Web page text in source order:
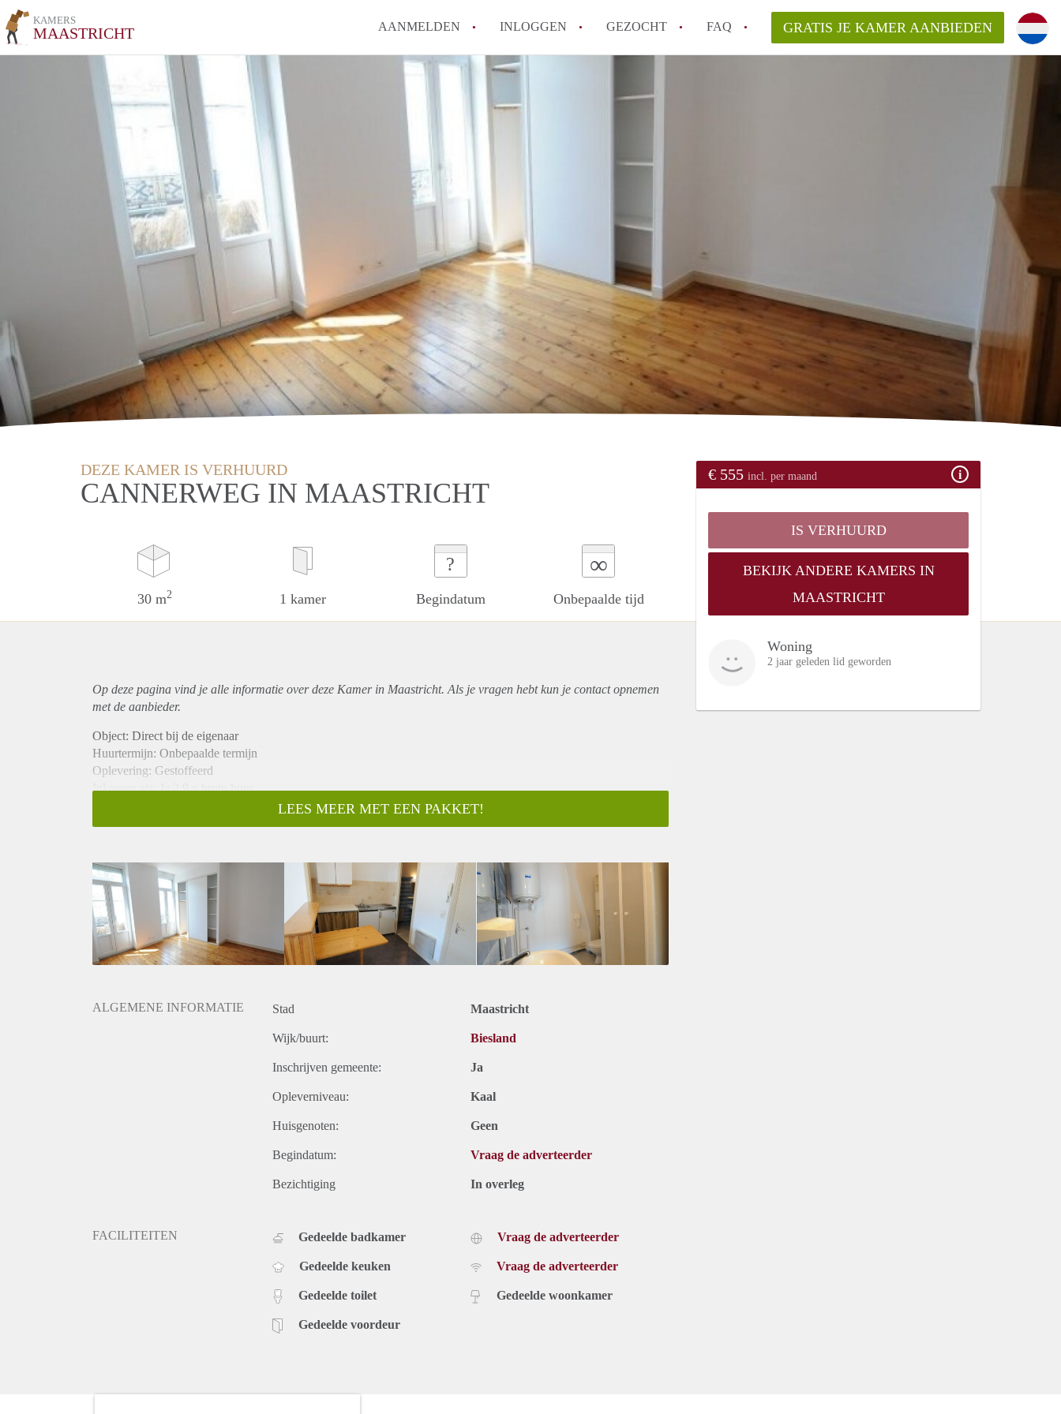
KAMERS
MAASTRICHT AANMELDEN INLOGGEN GEZOCHT FAQ GRATIS JE KAMER AANBIEDEN
DEZE KAMER IS VERHUURD
CANNERWEG IN MAASTRICHT
30 m2 1 kamer
?
Begindatum
∞
Onbepaalde tijd
€ 555 incl. per maand
IS VERHUURD
BEKIJK ANDERE KAMERS IN
MAASTRICHT
Woning
2 jaar geleden lid geworden
Op deze pagina vind je alle informatie over deze Kamer in Maastricht. Als je vragen hebt kun je contact opnemen
met de aanbieder.
Object: Direct bij de eigenaar
Huurtermijn: Onbepaalde termijn
Oplevering: Gestoffeerd
Inkomen eis: Ja 2,9 x bruto huur
Borg: 1 maand
Gedeelde keuken: Nee
Gedeelde Douche: Nee
Gedeelde woonkamer: Nee
Huisgenoten: Nee
Geslacht huisgenoten: N.v.t.
LEES MEER MET EEN PAKKET!
ALGEMENE INFORMATIE Stad Maastricht
Wijk/buurt: Biesland
Inschrijven gemeente: Ja
Opleverniveau: Kaal
Huisgenoten: Geen
Begindatum: Vraag de adverteerder
Bezichtiging In overleg
FACILITEITEN Gedeelde badkamer
Gedeelde keuken
Gedeelde toilet
Gedeelde voordeur
Vraag de adverteerder
Vraag de adverteerder
Gedeelde woonkamer